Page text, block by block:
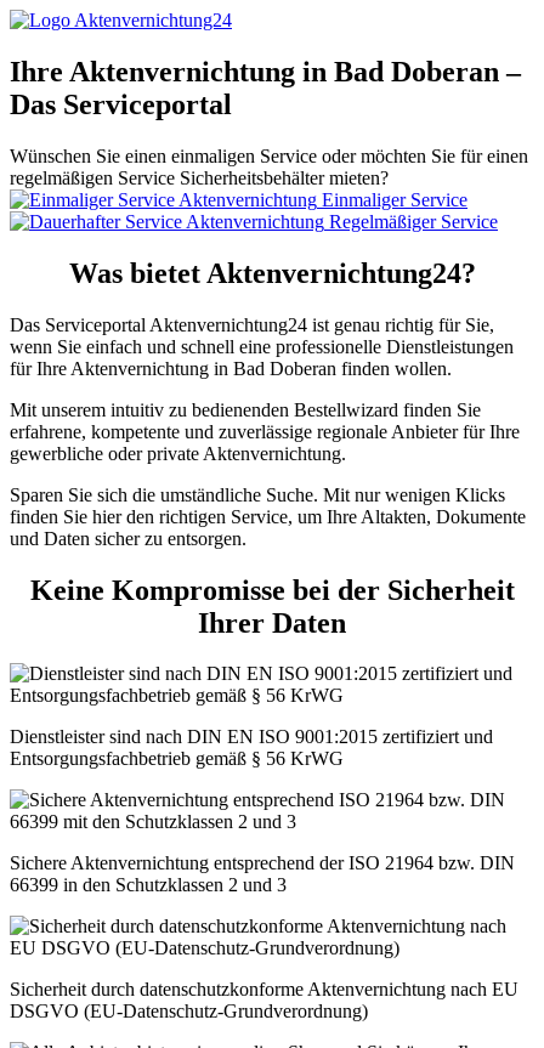
Ihre Aktenvernichtung in Bad Doberan –
Das Serviceportal
Wünschen Sie einen einmaligen Service oder möchten Sie für einen
regelmäßigen Service Sicherheitsbehälter mieten?
Einmaliger Service
Regelmäßiger Service
Was bietet Aktenvernichtung24?
Das Serviceportal Aktenvernichtung24 ist genau richtig für Sie,
wenn Sie einfach und schnell eine professionelle Dienstleistungen
für Ihre Aktenvernichtung in Bad Doberan finden wollen.
Mit unserem intuitiv zu bedienenden Bestellwizard finden Sie
erfahrene, kompetente und zuverlässige regionale Anbieter für Ihre
gewerbliche oder private Aktenvernichtung.
Sparen Sie sich die umständliche Suche. Mit nur wenigen Klicks
finden Sie hier den richtigen Service, um Ihre Altakten, Dokumente
und Daten sicher zu entsorgen.
Keine Kompromisse bei der Sicherheit
Ihrer Daten
Dienstleister sind nach DIN EN ISO 9001:2015 zertifiziert und
Entsorgungsfachbetrieb gemäß § 56 KrWG
Sichere Aktenvernichtung entsprechend der ISO 21964 bzw. DIN
66399 in den Schutzklassen 2 und 3
Sicherheit durch datenschutzkonforme Aktenvernichtung nach EU
DSGVO (EU-Datenschutz-Grundverordnung)